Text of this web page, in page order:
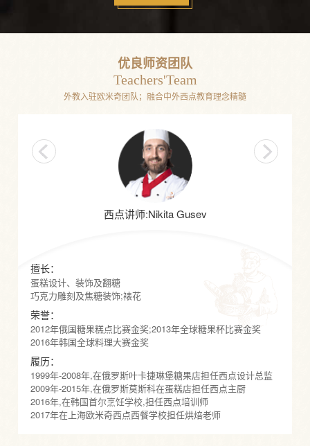
优良师资团队
Teachers'Team
外教入驻欧米奇团队；融合中外西点教育理念精髓
西点讲师:Nikita Gusev
擅长：
蛋糕设计、装饰及翻糖
巧克力雕刻及焦糖装饰;裱花
荣誉：
2012年俄国糖果糕点比赛金奖;2013年全球糖果杯比赛金奖
2016年韩国全球料理大赛金奖
履历：
1999年-2008年,在俄罗斯叶卡捷琳堡糖果店担任西点设计总监
2009年-2015年,在俄罗斯莫斯科在蛋糕店担任西点主厨
2016年,在韩国首尔烹饪学校,担任西点培训师
2017年在上海欧米奇西点西餐学校担任烘焙老师
擅长：
荣誉：
履历：
擅长：
荣誉：
履历：